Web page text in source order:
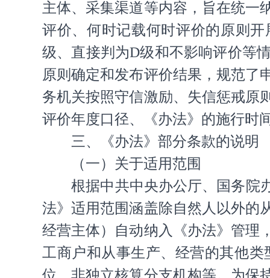
主体、采集渠道等内容，旨在统一
评价、何时记载何时评价的原则
级、直接判为D级和不影响评价等
原则确定和发布评价结果，规范了
务机关按照守信激励、失信惩戒原
评价年度口径、《办法》的施行时
三、《办法》部分条款的说明
（一）关于适用范围
根据中共中央办公厅、国务院
法》适用范围涵盖除自然人以外的
经营主体）自动纳入《办法》管理
工商户和从事生产、经营的其他